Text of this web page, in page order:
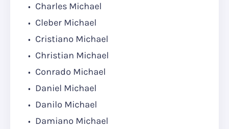
Charles Michael
Cleber Michael
Cristiano Michael
Christian Michael
Conrado Michael
Daniel Michael
Danilo Michael
Damiano Michael